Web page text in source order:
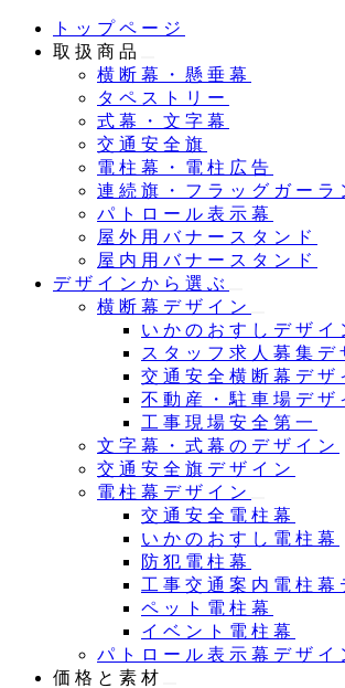
トップページ
取扱商品
横断幕・懸垂幕
タペストリー
式幕・文字幕
交通安全旗
電柱幕・電柱広告
連続旗・フラッグガーラ
パトロール表示幕
屋外用バナースタンド
屋内用バナースタンド
デザインから選ぶ
横断幕デザイン
いかのおすしデザイ
スタッフ求人募集デ
交通安全横断幕デザ
不動産・駐車場デザ
工事現場安全第一
文字幕・式幕のデザイン
交通安全旗デザイン
電柱幕デザイン
交通安全電柱幕
いかのおすし電柱幕
防犯電柱幕
工事交通案内電柱幕
ペット電柱幕
イベント電柱幕
パトロール表示幕デザイ
価格と素材